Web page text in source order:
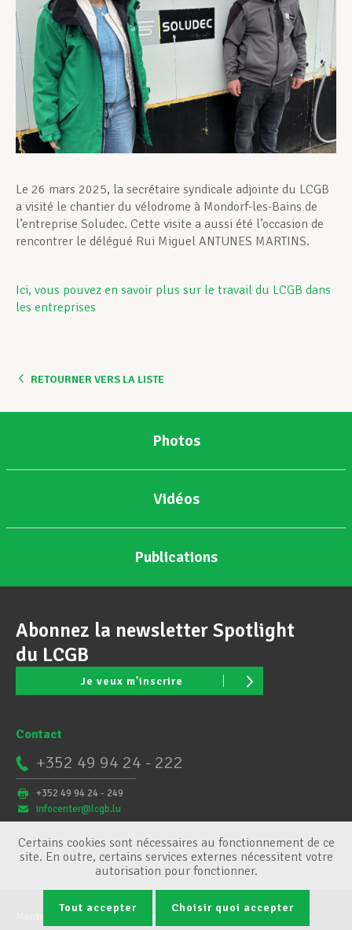
Devenir Membre
Actualités
Le 26 mars 2025, la secrétaire syndicale adjointe du LCGB
a visité le chantier du vélodrome à Mondorf-les-Bains de
l’entreprise Soludec. Cette visite a aussi été l’occasion de
rencontrer le délégué Rui Miguel ANTUNES MARTINS.
Ici, vous pouvez en savoir plus sur le travail du LCGB dans
les entreprises
RETOURNER VERS LA LISTE
Photos
Vidéos
Publications
Abonnez la newsletter Spotlight
du LCGB
Je veux m'inscrire
Contact
+352 49 94 24 - 222
+352 49 94 24 - 249
infocenter@lcgb.lu
Conditions générales Gestion des cookies
Certains cookies sont nécessaires au fonctionnement de ce
site. En outre, certains services externes nécessitent votre
autorisation pour fonctionner.
Tout accepter Choisir quoi accepter